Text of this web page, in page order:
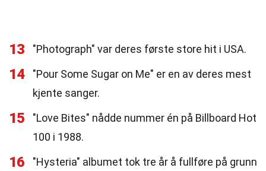
13 "Photograph" var deres første store hit i USA.
14
"Pour Some Sugar on Me" er en av deres mest
kjente sanger.
15
"Love Bites" nådde nummer én på Billboard Hot
100 i 1988.
16
"Hysteria" albumet tok tre år å fullføre på grunn